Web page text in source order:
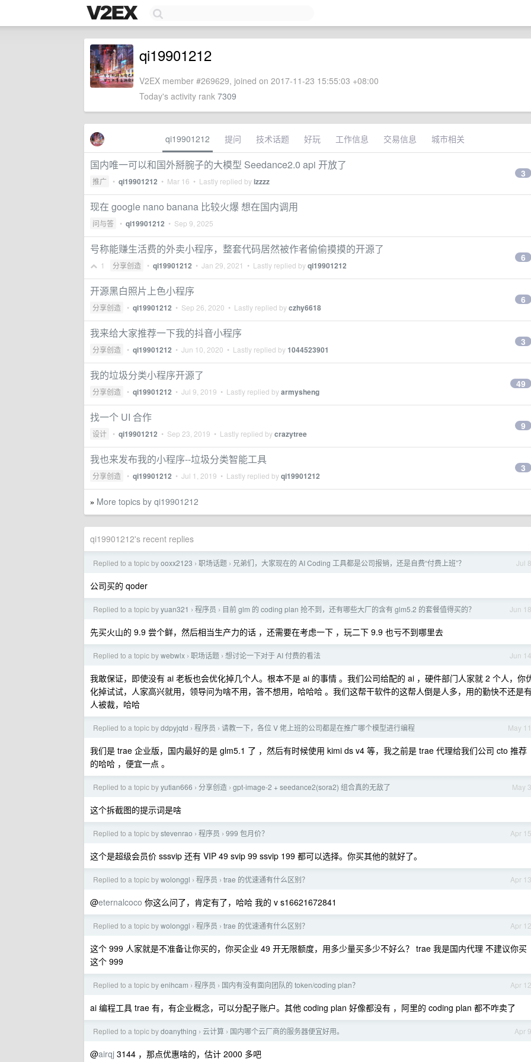
qi19901212
V2EX member #269629, joined on 2017-11-23 15:55:03 +08:00
Today's activity rank 7309
qi19901212 提问 技术话题 好玩 工作信息 交易信息 城市相关
国内唯一可以和国外掰腕子的大模型 Seedance2.0 api 开放了
推广 • qi19901212 • Mar 16 • Lastly replied byizzzz
3
现在 google nano banana 比较火爆 想在国内调用
问与答 • qi19901212 • Sep 9, 2025
号称能赚生活费的外卖小程序，整套代码居然被作者偷偷摸摸的开源了
1 分享创造 • qi19901212 • Jan 29, 2021 • Lastly replied byqi19901212
6
开源黑白照片上色小程序
分享创造 • qi19901212 • Sep 26, 2020 • Lastly replied byczhy6618
6
我来给大家推荐一下我的抖音小程序
分享创造 • qi19901212 • Jun 10, 2020 • Lastly replied by1044523901
3
我的垃圾分类小程序开源了
分享创造 • qi19901212 • Jul 9, 2019 • Lastly replied byarmysheng
49
找一个 UI 合作
设计 • qi19901212 • Sep 23, 2019 • Lastly replied bycrazytree
9
我也来发布我的小程序--垃圾分类智能工具
分享创造 • qi19901212 • Jul 1, 2019 • Lastly replied byqi19901212
3
» More topics by qi19901212
qi19901212's recent replies
Jul 8
Replied to a topic byooxx2123 › 职场话题 › 兄弟们，大家现在的 AI Coding 工具都是公司报销，还是自费“付费上班”？
公司买的 qoder
Jun 18
Replied to a topic byyuan321 › 程序员 › 目前 glm 的 coding plan 抢不到，还有哪些大厂的含有 glm5.2 的套餐值得买的？
先买火山的 9.9 尝个鲜，然后相当生产力的话 ，还需要在考虑一下 ，玩二下 9.9 也亏不到哪里去
Jun 14
Replied to a topic bywebwlx › 职场话题 › 想讨论一下对于 AI 付费的看法
我敢保证，即使没有 ai 老板也会优化掉几个人。根本不是 ai 的事情 。我们公司给配的 ai ，硬件部门人家就 2 个人，你
化掉试试，人家高兴就用，领导问为啥不用，答不想用，哈哈哈 。我们这帮干软件的这帮人倒是人多，用的勤快不还是
人被裁，哈哈
May 11
Replied to a topic byddpyjqtd › 程序员 › 请教一下，各位 V 佬上班的公司都是在推广哪个模型进行编程
我们是 trae 企业版，国内最好的是 glm5.1 了 ，然后有时候使用 kimi ds v4 等，我之前是 trae 代理给我们公司 cto 推荐
的哈哈 ，便宜一点 。
May 3
Replied to a topic byyutian666 › 分享创造 › gpt-image-2 + seedance2(sora2) 组合真的无敌了
这个拆截图的提示词是啥
Apr 15
Replied to a topic bystevenrao › 程序员 › 999 包月价？
这个是超级会员价 sssvip 还有 VIP 49 svip 99 ssvip 199 都可以选择。你买其他的就好了。
Apr 13
Replied to a topic bywolonggl › 程序员 › trae 的优速通有什么区别？
@eternalcoco 你这么问了，肯定有了，哈哈 我的 v s16621672841
Apr 12
Replied to a topic bywolonggl › 程序员 › trae 的优速通有什么区别？
这个 999 人家就是不准备让你买的，你买企业 49 开无限额度，用多少量买多少不好么？ trae 我是国内代理 不建议你买
这个 999
Apr 12
Replied to a topic byenihcam › 程序员 › 国内有没有面向团队的 token/coding plan？
ai 编程工具 trae 有，有企业概念，可以分配子账户。其他 coding plan 好像都没有 ，阿里的 coding plan 都不咋卖了
Apr 9
Replied to a topic bydoanything › 云计算 › 国内哪个云厂商的服务器便宜好用。
@airqj 3144 ，那点优惠啥的，估计 2000 多吧